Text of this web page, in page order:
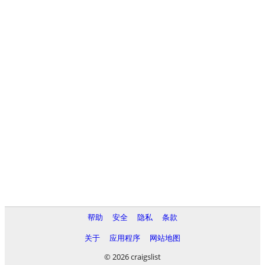
帮助 安全 隐私
条款
关于
应用程序
网站地图
© 2026 craigslist